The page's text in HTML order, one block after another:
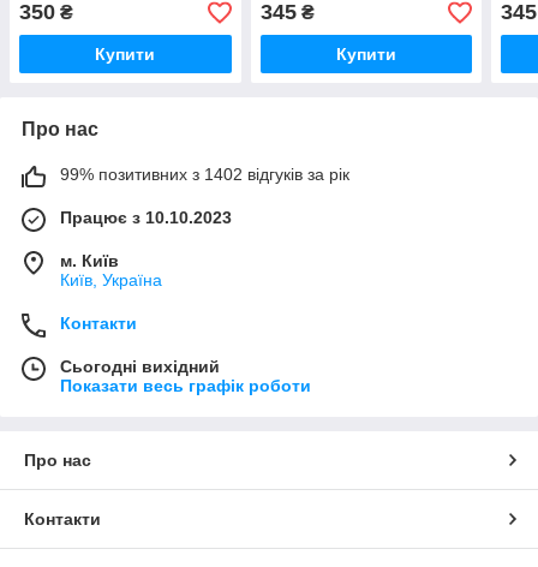
350 ₴
Купити
345₴
Купити
345
Про нас
99% позитивних з 1402 відгуків за рік
Працює з 10.10.2023
м. Київ
Київ, Україна
Контакти
Сьогодні вихідний
Показати весь графік роботи
Про нас
Контакти